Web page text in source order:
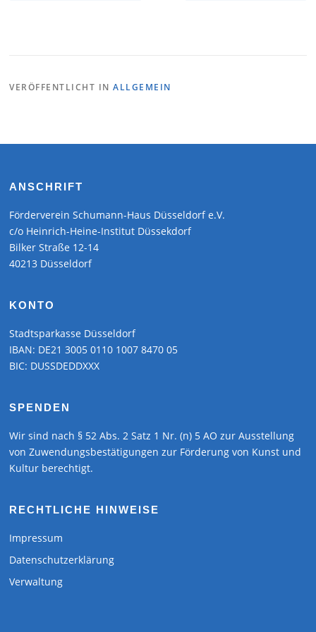
VERÖFFENTLICHT INALLGEMEIN
ANSCHRIFT
Förderverein Schumann-Haus Düsseldorf e.V.
c/o Heinrich-Heine-Institut Düssekdorf
Bilker Straße 12-14
40213 Düsseldorf
KONTO
Stadtsparkasse Düsseldorf
IBAN: DE21 3005 0110 1007 8470 05
BIC: DUSSDEDDXXX
SPENDEN
Wir sind nach § 52 Abs. 2 Satz 1 Nr. (n) 5 AO zur Ausstellung
von Zuwendungsbestätigungen zur Förderung von Kunst und
Kultur berechtigt.
RECHTLICHE HINWEISE
Impressum
Datenschutzerklärung
Verwaltung